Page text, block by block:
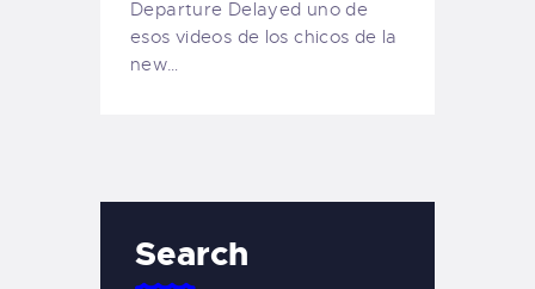
Departure Delayed uno de
esos videos de los chicos de la
new…
Search